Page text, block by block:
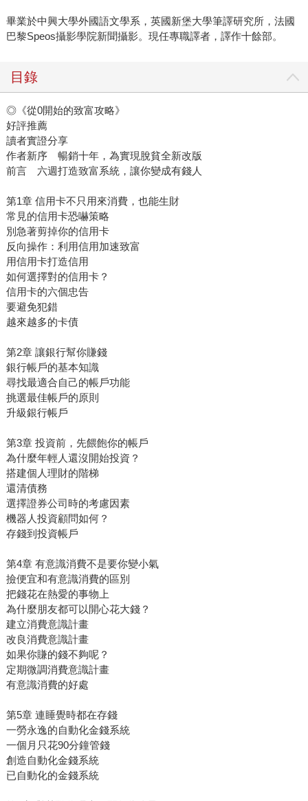
畢業於中興大學外國語文學系，英國新堡大學筆譯研究所，法國
巴黎Speos攝影學院新聞攝影。現任專職譯者，譯作十餘部。
目錄
◎《從0開始的致富攻略》
好評推薦
讀者實證分享
作者新序 暢銷十年，為實現脫貧全新改版
前言 六週打造致富系統，讓你變成有錢人
第1章 信用卡不只用來消費，也能生財
常見的信用卡恐嚇策略
別急著剪掉你的信用卡
反向操作：利用信用加速致富
用信用卡打造信用
如何選擇對的信用卡？
信用卡的六個忠告
要避免犯錯
越來越多的卡債
第2章 讓銀行幫你賺錢
銀行帳戶的基本知識
尋找最適合自己的帳戶功能
挑選最佳帳戶的原則
升級銀行帳戶
第3章 投資前，先餵飽你的帳戶
為什麼年輕人還沒開始投資？
搭建個人理財的階梯
還清債務
選擇證券公司時的考慮因素
機器人投資顧問如何？
存錢到投資帳戶
第4章 有意識消費不是要你變小氣
撿便宜和有意識消費的區別
把錢花在熱愛的事物上
為什麼朋友都可以開心花大錢？
建立消費意識計畫
改良消費意識計畫
如果你賺的錢不夠呢？
定期微調消費意識計畫
有意識消費的好處
第5章 連睡覺時都在存錢
一勞永逸的自動化金錢系統
一個月只花90分鐘管錢
創造自動化金錢系統
已自動化的金錢系統